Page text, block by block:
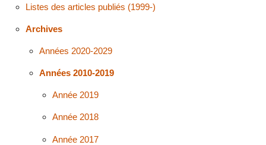
Listes des articles publiés (1999-)
Archives
Années 2020-2029
Années 2010-2019
Année 2019
Année 2018
Année 2017